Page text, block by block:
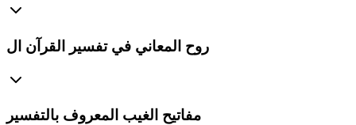
روح المعاني في تفسير القرآن ال
مفاتيح الغيب المعروف بالتفسير